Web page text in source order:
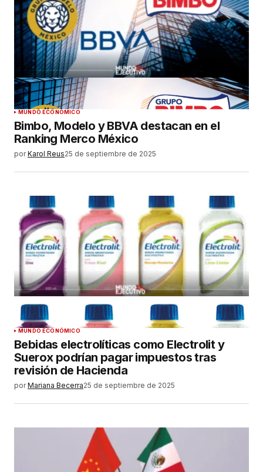
MUNDO ECONÓMICO
Bimbo, Modelo y BBVA destacan en el
Ranking Merco México
por Karol Reus25 de septiembre de 2025
MUNDO ECONÓMICO
Bebidas electrolíticas como Electrolit y
Suerox podrían pagar impuestos tras
revisión de Hacienda
por Mariana Becerra25 de septiembre de 2025